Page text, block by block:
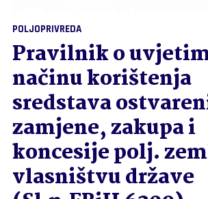
POLJOPRIVREDA
Pravilnik o
načinu korištenja
sredstava
zamjene, zakupa i
koncesije polj.
vlasništvu države